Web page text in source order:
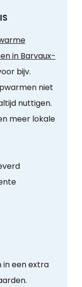
in Barvaux-
bijv.
niet
nuttigen.
meer lokale
in een extra